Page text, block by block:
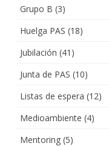
Grupo B (3)
Huelga PAS (18)
Jubilación (41)
Junta de PAS (10)
Listas de espera (12)
Medioambiente (4)
Mentoring (5)